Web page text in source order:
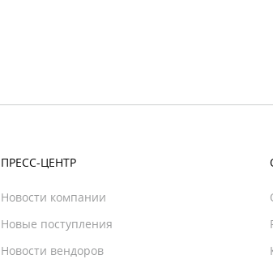
ПРЕСС-ЦЕНТР
Новости компании
Новые поступления
Новости вендоров